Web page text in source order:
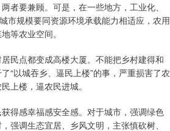
要兼顾。可是，在一些地方，工业化、
市规模要同资源环境承载能力相适应，农用
等农业空间。
民点都变成高楼大厦。不能把乡村建得和
“以城吞乡、逼民上楼”的事，严重损害了农
上楼，逼农民进城。
得感幸福感安全感。对于城市，强调绿色
强调生态宜居、乡风文明，主张慎砍树、